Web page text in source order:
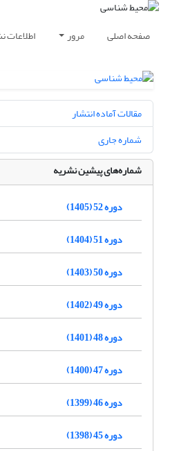
صفحه اصلی مرور اطلاعات
مقالات آماده انتشار
شماره جاری
شماره‌های پیشین نشریه
دوره 52 (1405)
دوره 51 (1404)
دوره 50 (1403)
دوره 49 (1402)
دوره 48 (1401)
دوره 47 (1400)
دوره 46 (1399)
دوره 45 (1398)